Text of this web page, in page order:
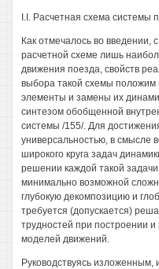
I.I. Расчетная схема системы
Как отмечалось во введении,
расчетной схеме лишь
движения поезда, свойств
выбора такой схемы положим
элементы и замены их
синтезом обобщенной
системы /155/. Для
универсальностью, в смысле
широкого круга задач
решении каждой такой
минимально возможной
глубокую декомпозицию и
требуется (допускается)
трудностей при построении
моделей движений.
Руководствуясь изложенным,